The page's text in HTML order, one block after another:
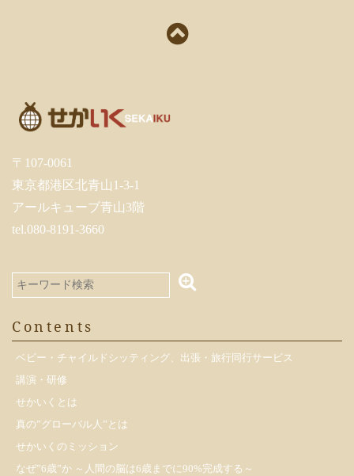
〒107-0061
東京都港区北青山1-3-1
アールキューブ青山3階
tel.080-8191-3660
Contents
ベビー・チャイルドシッティング、出張・旅行同行サービス
講演・研修
せかいくとは
真の”グローバル人”とは
せかいくのミッション
なぜ”6歳”か ～人間の脳は6歳までに90%完成する～